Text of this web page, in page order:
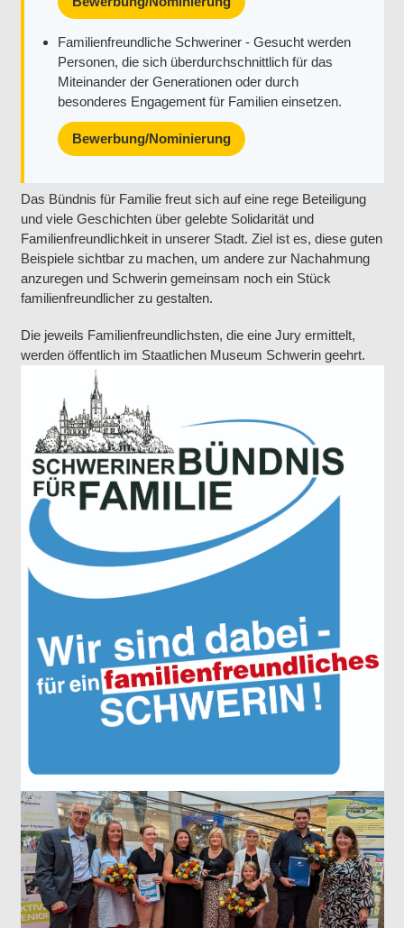
Familienfreundliche Schweriner - Gesucht werden
Personen, die sich überdurchschnittlich für das
Miteinander der Generationen oder durch
besonderes Engagement für Familien einsetzen.
Bewerbung/Nominierung
Das Bündnis für Familie freut sich auf eine rege Beteiligung
und viele Geschichten über gelebte Solidarität und
Familienfreundlichkeit in unserer Stadt. Ziel ist es, diese guten
Beispiele sichtbar zu machen, um andere zur Nachahmung
anzuregen und Schwerin gemeinsam noch ein Stück
familienfreundlicher zu gestalten.
Die jeweils Familienfreundlichsten, die eine Jury ermittelt,
werden öffentlich im Staatlichen Museum Schwerin geehrt.